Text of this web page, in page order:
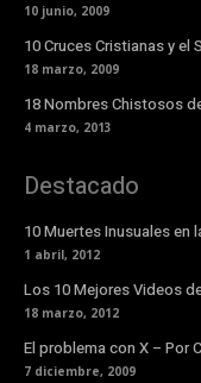
10 junio, 2009
10 Cruces Cristianas y
18 marzo, 2009
18 Nombres Chistosos
4 marzo, 2013
Destacado
10 Muertes Inusuales en
1 abril, 2012
Los 10 Mejores Videos
18 marzo, 2012
El problema con X – Por
7 diciembre, 2009